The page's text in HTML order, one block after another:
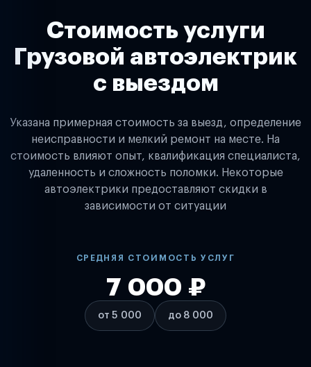
Стоимость услуги
Грузовой автоэлектрик
с выездом
Указана примерная стоимость за выезд, определение
неисправности и мелкий ремонт на месте. На
стоимость влияют опыт, квалификация специалиста,
удаленность и сложность поломки. Некоторые
автоэлектрики предоставляют скидки в
зависимости от ситуации
СРЕДНЯЯ СТОИМОСТЬ УСЛУГ
от 5 000
7 000 ₽
до 8 000